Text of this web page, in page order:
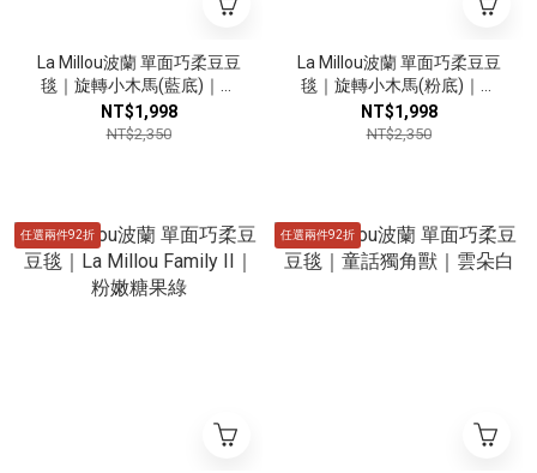
La Millou波蘭 單面巧柔豆豆
毯｜旋轉小木馬(藍底)｜牛
奶星空灰
NT$1,998
NT$2,350
La Millou波蘭 單面巧柔豆豆
毯｜旋轉小木馬(粉底)｜牛
奶星空灰
NT$1,998
NT$2,350
任選兩件92折 任選兩件92折